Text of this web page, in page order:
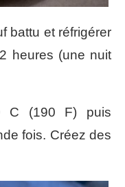
battu et réfrigérer
heures (une nuit
C (190 F) puis
fois. Créez des